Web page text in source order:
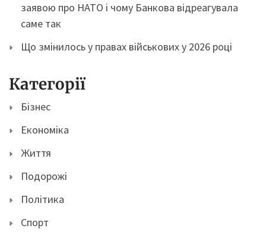
заявою про НАТО і чому Банкова відреагувала
саме так
Що змінилось у правах військових у 2026 році
Категорії
Бізнес
Економіка
Життя
Подорожі
Політика
Спорт